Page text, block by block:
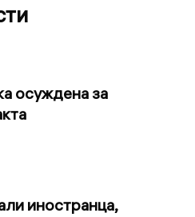
осуждена за
иностранца,